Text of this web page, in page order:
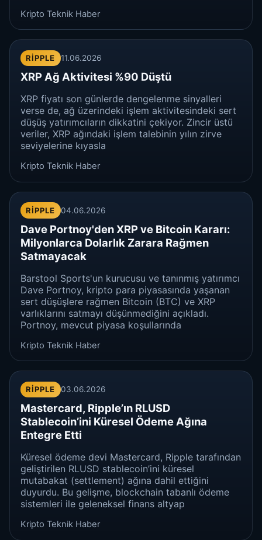
Kripto Teknik Haber
RIPPLE 11.06.2026
XRP Ağ Aktivitesi %90 Düştü
XRP fiyatı son günlerde dengelenme sinyalleri
verse de, ağ üzerindeki işlem aktivitesindeki sert
düşüş yatırımcıların dikkatini çekiyor. Zincir üstü
veriler, XRP ağındaki işlem talebinin yılın zirve
seviyelerine kıyasla
Kripto Teknik Haber
RIPPLE 04.06.2026
Dave Portnoy'den XRP ve Bitcoin Kararı:
Milyonlarca Dolarlık Zarara Rağmen
Satmayacak
Barstool Sports'un kurucusu ve tanınmış yatırımcı
Dave Portnoy, kripto para piyasasında yaşanan
sert düşüşlere rağmen Bitcoin (BTC) ve XRP
varlıklarını satmayı düşünmediğini açıkladı.
Portnoy, mevcut piyasa koşullarında
Kripto Teknik Haber
RIPPLE 03.06.2026
Mastercard, Ripple’ın RLUSD
Stablecoin’ini Küresel Ödeme Ağına
Entegre Etti
Küresel ödeme devi Mastercard, Ripple tarafından
geliştirilen RLUSD stablecoin’ini küresel
mutabakat (settlement) ağına dahil ettiğini
duyurdu. Bu gelişme, blockchain tabanlı ödeme
sistemleri ile geleneksel finans altyap
Kripto Teknik Haber